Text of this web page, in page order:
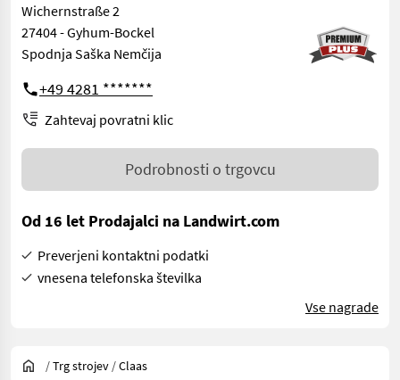
Wichernstraße 2
27404 - Gyhum-Bockel
Spodnja Saška Nemčija
+49 4281 *******
Zahtevaj povratni klic
Podrobnosti o trgovcu
Od 16 let Prodajalci na Landwirt.com
Preverjeni kontaktni podatki
vnesena telefonska številka
Vse nagrade
/Trg strojev /Claas